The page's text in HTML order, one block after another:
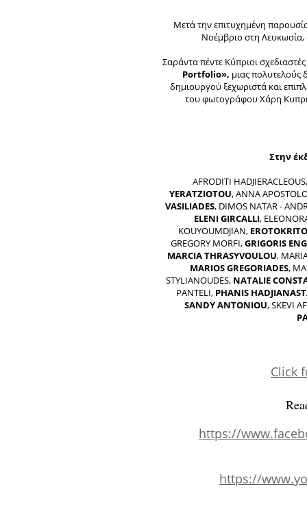
Μετά την επιτυχημένη
Νοέμβριο στη Λευκωσία,
Σαράντα πέντε Κύπριοι
Portfolio», μιας πολυτελούς
δημιουργού ξεχωριστά και
του φωτογράφου Χάρη
Στην
AFRODITI
YERATZIOTOU, ANNA
VASILIADES, DIMOS NATAR -
ELENIGIRCALLI,
KOUYOUMDJIAN,
GREGORY MORFI,GRIGORIS
MARCIATHRASYVOULOU,
MARIOSGREGORIADES,
STYLIANOUDES, NATALIE
PANTELI, PHANIS
SANDYANTONIOU, SKEVI
Click
https://
https://